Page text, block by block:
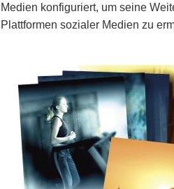
Medien konfiguriert, um seine
Plattformen sozialer Medien zu